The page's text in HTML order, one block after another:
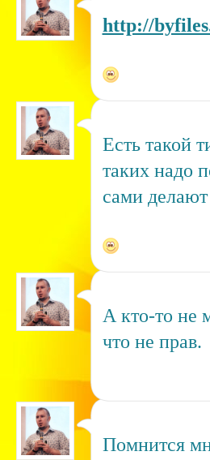
http://
Есть такой
таких надо
сами
А кто-то не
что не прав.
Помнится